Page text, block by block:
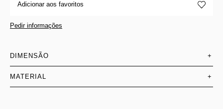
Adicionar aos favoritos
Pedir informações
DIMENSÃO +
MATERIAL +